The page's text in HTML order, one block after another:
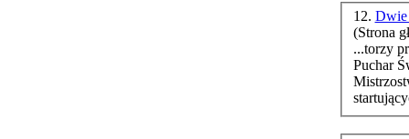
12. Dwie
(Strona
...torzy
Puchar